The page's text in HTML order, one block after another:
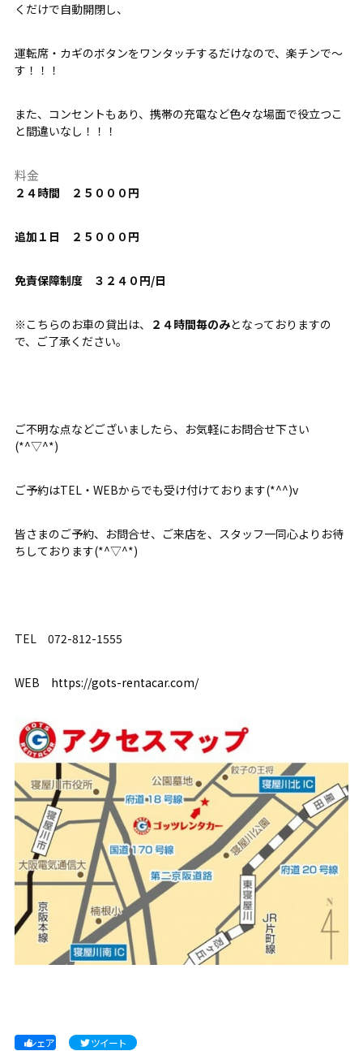
くだけで自動開閉し、
運転席・カギのボタンをワンタッチするだけなので、楽チンで～
す！！！
また、コンセントもあり、携帯の充電など色々な場面で役立つこ
と間違いなし！！！
料金
２４時間 ２５０００円
追加１日 ２５０００円
免責保障制度 ３２４０円/日
※こちらのお車の貸出は、 ２４時間毎のみとなっておりますの
で、ご了承ください。
ご不明な点などございましたら、お気軽にお問合せ下さい
(*^▽^*)
ご予約はTEL・WEBからでも受け付けております(*^^)v
皆さまのご予約、お問合せ、ご来店を、スタッフ一同心よりお待
ちしております(*^▽^*)
TEL 072-812-1555
WEB https://gots-rentacar.com/
シェア ツイート